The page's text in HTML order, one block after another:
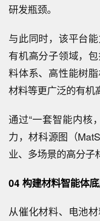
研发瓶颈。
与此同时，该平台
有机高分子领域，
料体系、高性能树
材料等更广泛的有机
通过“一套智能内核
力，材科源图（
业、多场景的高分子
04 构建材料智能体
从催化材料、电池